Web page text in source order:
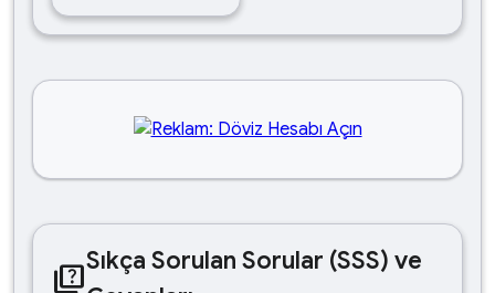
quizSıkça Sorulan Sorular (SSS) ve